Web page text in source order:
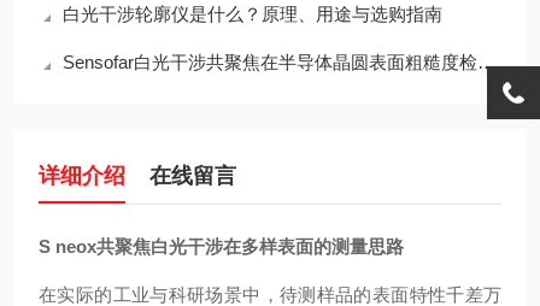
白光干涉轮廓仪是什么？原理、用途与选购指南
Sensofar白光干涉共聚焦在半导体晶圆表面粗糙度检测中的应用与行业标准对标
详细介绍 在线留言
S neox共聚焦白光干涉在多样表面的测量思路
在实际的工业与科研场景中，待测样品的表面特性千差万